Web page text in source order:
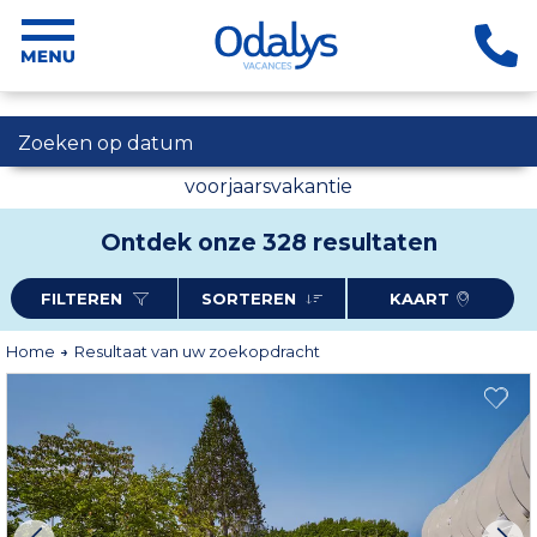
Zoeken op datum
voorjaarsvakantie
Ontdek onze 328 resultaten
FILTEREN SORTEREN KAART
Home Resultaat van uw zoekopdracht